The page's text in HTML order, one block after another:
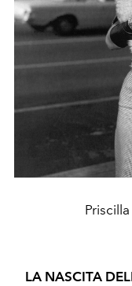
LA NASCITA